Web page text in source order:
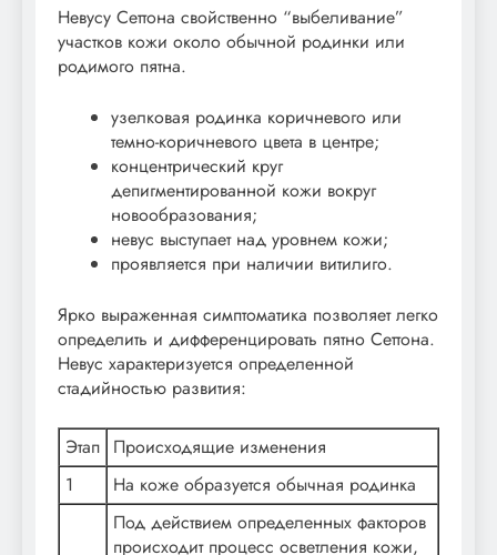
Невусу Сеттона свойственно “выбеливание”
участков кожи около обычной родинки или
родимого пятна.
узелковая родинка коричневого или
темно-коричневого цвета в центре;
концентрический круг
депигментированной кожи вокруг
новообразования;
невус выступает над уровнем кожи;
проявляется при наличии витилиго.
Ярко выраженная симптоматика позволяет легко
определить и дифференцировать пятно Сеттона.
Невус характеризуется определенной
стадийностью развития:
Этап Происходящие изменения
1
На коже образуется обычная родинка
Под действием определенных факторов
происходит процесс осветления кожи,